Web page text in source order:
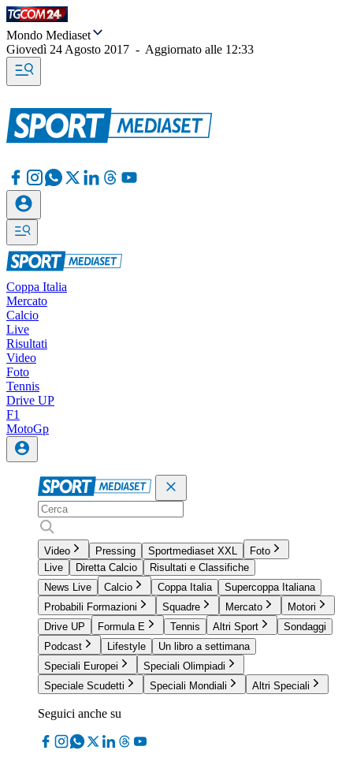
Mondo Mediaset
Giovedì 24 Agosto 2017 - Aggiornato alle 12:33
Coppa Italia
Mercato
Calcio
Live
Risultati
Video
Foto
Tennis
Drive UP
F1
MotoGp
Video Pressing Sportmediaset XXL
Foto
Live
Diretta Calcio
Risultati e Classifiche
News Live
Calcio Coppa Italia
Supercoppa Italiana
Probabili Formazioni
Squadre Mercato
Motori
Drive UP
Formula E Tennis Altri Sport
Sondaggi
Podcast
Lifestyle
Un libro a settimana
Speciali Europei
Speciali Olimpiadi
Speciale Scudetti
Speciali Mondiali Altri Speciali
Seguici anche su